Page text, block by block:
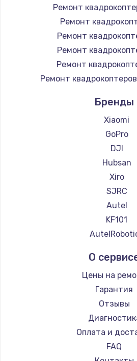
Ремонт
Ремонт
Ремонт
Ремонт
Ремонт
Ремонт
Бренды
Xiaomi
GoPro
DJI
Hubsan
Xiro
SJRC
Autel
KF101
О
Цены на
Гарантия
Отзывы
Оплата и
FAQ